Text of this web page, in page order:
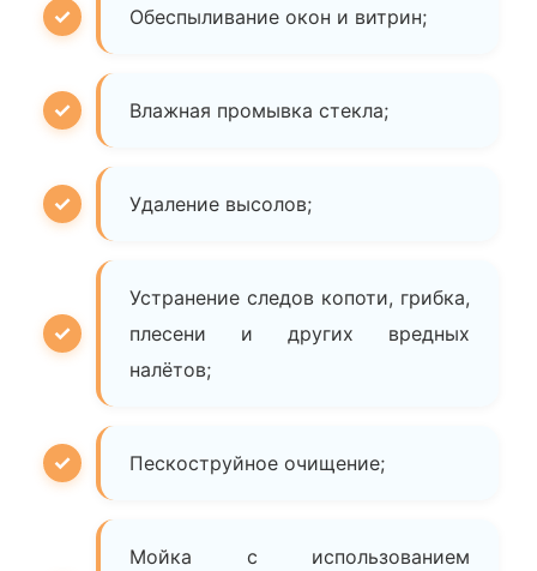
Обеспыливание окон и витрин;
Влажная промывка стекла;
Удаление высолов;
Устранение следов копоти, грибка,
плесени и других вредных
налётов;
Пескоструйное очищение;
Мойка с использованием